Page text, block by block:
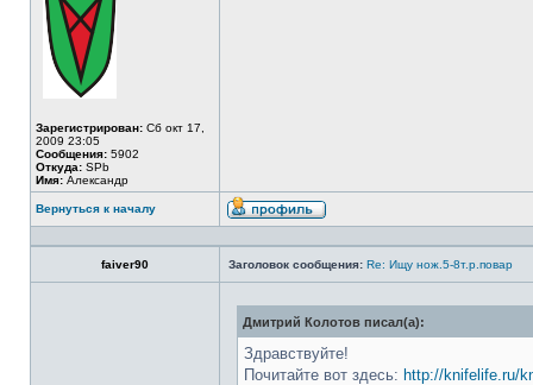
Зарегистрирован: Сб окт 17,
2009 23:05
Сообщения: 5902
Откуда: SPb
Имя: Александр
Вернуться к началу
faiver90 Заголовок сообщения: Re: Ищу нож.5-8т.р.повар
Дмитрий Колотов писал(а):
Здравствуйте!
Почитайте вот здесь: http://knifelife.ru/